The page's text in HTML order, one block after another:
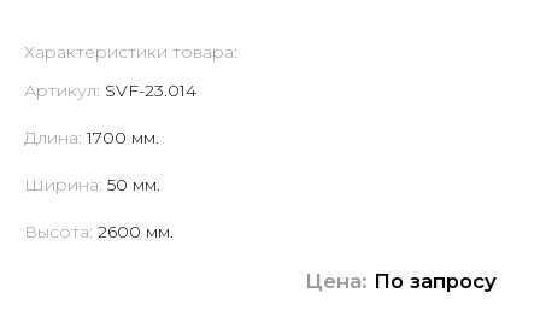
Характеристики товара:
Артикул: SVF-23.014
Длина:1700 мм.
Ширина: 50 мм.
Высота: 2600 мм.
Цена: По запросу